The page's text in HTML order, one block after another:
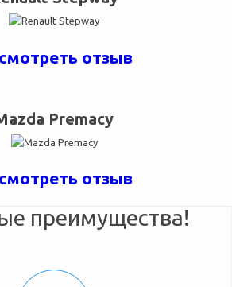
отзыв
Premacy
отзыв
преимущества!